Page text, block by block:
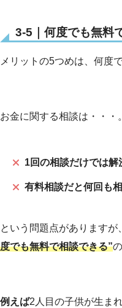
3-5｜何度でも無料
メリットの5つめは、何度
お金に関する相談は・・・。
1回の相談だけでは解
有料相談だと何回も
という問題点があります
度でも無料で相談できる”
例えば2人目の子供が生ま